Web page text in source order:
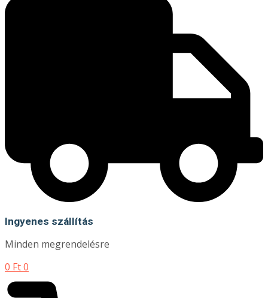
Ingyenes szállítás
Minden megrendelésre
0 Ft0